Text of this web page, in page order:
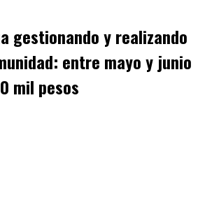
gestionando y realizando
entre mayo y junio
mil pesos